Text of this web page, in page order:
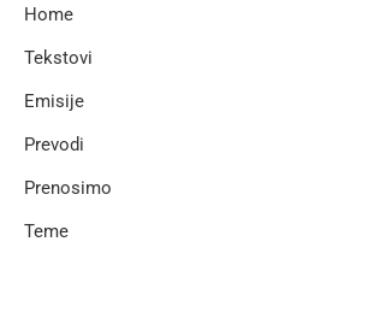
Home
Tekstovi
Emisije
Prevodi
Prenosimo
Teme